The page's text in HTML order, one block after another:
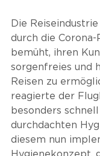
Die
durch die Corona-
bemüht, ihren
sorgenfreies und
Reisen zu
reagierte der
besonders
durchdachten
diesem nun